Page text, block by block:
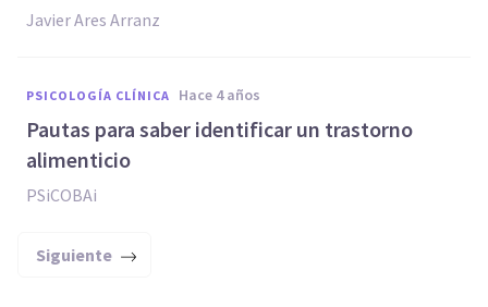
Javier Ares Arranz
PSICOLOGÍA CLÍNICA hace 4 años
Pautas para saber identificar un trastorno
alimenticio
PSiCOBAi
Siguiente